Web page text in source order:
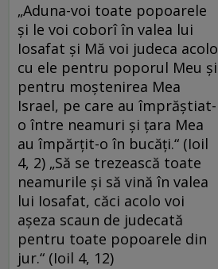
„Aduna-voi toate popoarele
şi le voi coborî în valea lui
Iosafat şi Mă voi judeca acolo
cu ele pentru poporul Meu şi
pentru moştenirea Mea
Israel, pe care au împrăştiat-
o între neamuri şi ţara Mea
au împărţit-o în bucăţi.“ (Ioil
4, 2) „Să se trezească toate
neamurile şi să vină în valea
lui Iosafat, căci acolo voi
aşeza scaun de judecată
pentru toate popoarele din
jur.“ (Ioil 4, 12)